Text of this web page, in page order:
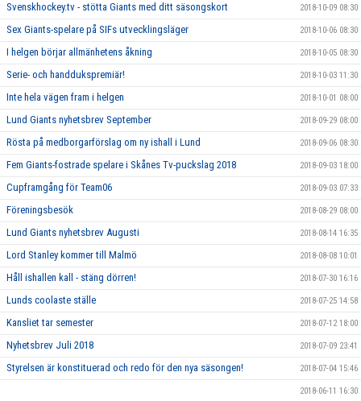
Svenskhockey.tv - stötta Giants med ditt säsongskort 2018-10-09 08:30
Sex Giants-spelare på SIFs utvecklingsläger 2018-10-06 08:30
I helgen börjar allmänhetens åkning 2018-10-05 08:30
Serie- och handdukspremiär! 2018-10-03 11:30
Inte hela vägen fram i helgen 2018-10-01 08:00
Lund Giants nyhetsbrev September 2018-09-29 08:00
Rösta på medborgarförslag om ny ishall i Lund 2018-09-06 08:30
Fem Giants-fostrade spelare i Skånes Tv-puckslag 2018 2018-09-03 18:00
Cupframgång för Team06 2018-09-03 07:33
Föreningsbesök 2018-08-29 08:00
Lund Giants nyhetsbrev Augusti 2018-08-14 16:35
Lord Stanley kommer till Malmö 2018-08-08 10:01
Håll ishallen kall - stäng dörren! 2018-07-30 16:16
Lunds coolaste ställe 2018-07-25 14:58
Kansliet tar semester 2018-07-12 18:00
Nyhetsbrev Juli 2018 2018-07-09 23:41
Styrelsen är konstituerad och redo för den nya säsongen! 2018-07-04 15:46
2018-06-11 16:30